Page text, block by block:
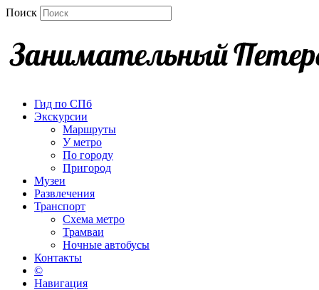
Поиск
Гид по СПб
Экскурсии
Маршруты
У метро
По городу
Пригород
Музеи
Развлечения
Транспорт
Схема метро
Трамваи
Ночные автобусы
Контакты
©
Навигация